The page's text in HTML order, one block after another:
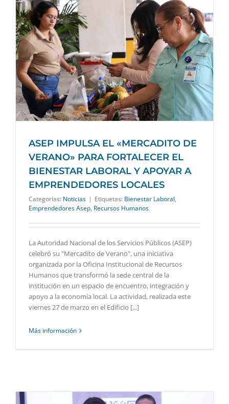
ASEP IMPULSA EL «MERCADITO DE
VERANO» PARA FORTALECER EL
BIENESTAR LABORAL Y APOYAR A
EMPRENDEDORES LOCALES
Categorías: Noticias | Etiquetas: Bienestar Laboral,
Emprendedores Asep, Recursos Humanos
La Autoridad Nacional de los Servicios Públicos (ASEP)
celebró su "Mercadito de Verano", una iniciativa
organizada por la Oficina Institucional de Recursos
Humanos que transformó la sede central de la
institución en un espacio de encuentro, integración y
apoyo a la economía local. La actividad, realizada este
viernes 27 de marzo en el Edificio [...]
Más información